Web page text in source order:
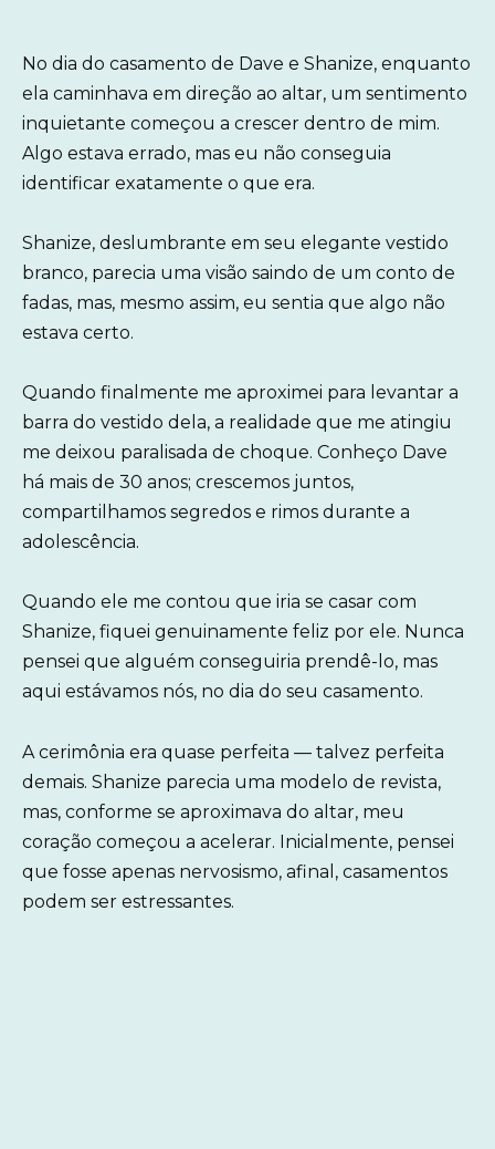
No dia do casamento de Dave e Shanize, enquanto
ela caminhava em direção ao altar, um sentimento
inquietante começou a crescer dentro de mim.
Algo estava errado, mas eu não conseguia
identificar exatamente o que era.
Shanize, deslumbrante em seu elegante vestido
branco, parecia uma visão saindo de um conto de
fadas, mas, mesmo assim, eu sentia que algo não
estava certo.
Quando finalmente me aproximei para levantar a
barra do vestido dela, a realidade que me atingiu
me deixou paralisada de choque. Conheço Dave
há mais de 30 anos; crescemos juntos,
compartilhamos segredos e rimos durante a
adolescência.
Quando ele me contou que iria se casar com
Shanize, fiquei genuinamente feliz por ele. Nunca
pensei que alguém conseguiria prendê-lo, mas
aqui estávamos nós, no dia do seu casamento.
A cerimônia era quase perfeita — talvez perfeita
demais. Shanize parecia uma modelo de revista,
mas, conforme se aproximava do altar, meu
coração começou a acelerar. Inicialmente, pensei
que fosse apenas nervosismo, afinal, casamentos
podem ser estressantes.